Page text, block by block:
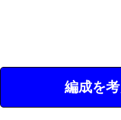
編成を